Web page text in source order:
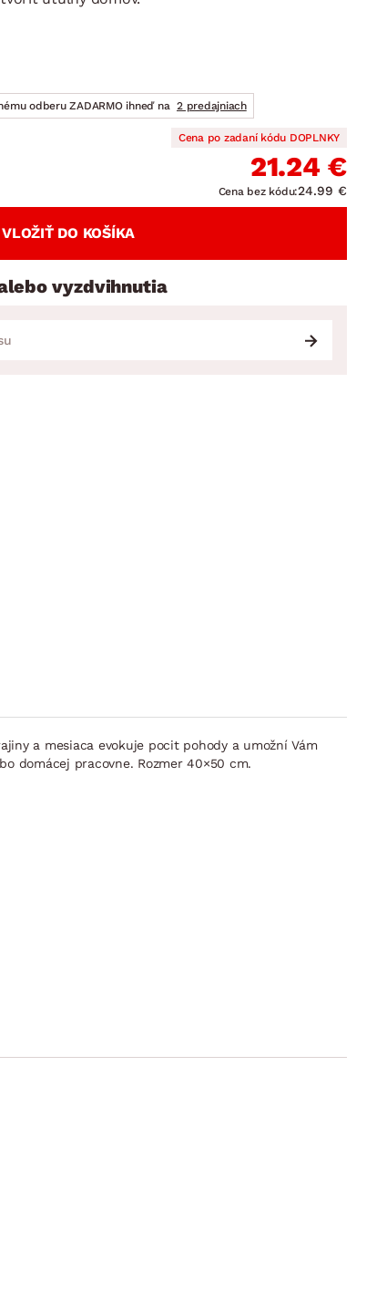
VIANOCE
odberu ZADARMO ihneď na 2 predajniach
Cena po zadaní kódu DOPLNKY
21.24 €
Cena bez kódu:24.99 €
VLOŽIŤ DO KOŠÍKA
vyzdvihnutia
a mesiaca evokuje pocit pohody a umožní Vám
domácej pracovne. Rozmer 40×50 cm.